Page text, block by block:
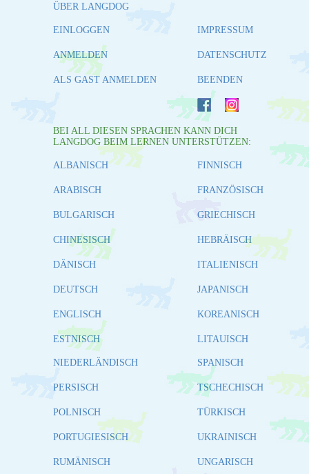
ÜBER LANGDOG
EINLOGGEN
ANMELDEN
ALS GAST ANMELDEN
IMPRESSUM
DATENSCHUTZ
BEENDEN
BEI ALL DIESEN SPRACHEN KANN DICH
LANGDOG BEIM LERNEN UNTERSTÜTZEN:
ALBANISCH
ARABISCH
BULGARISCH
CHINESISCH
DÄNISCH
DEUTSCH
ENGLISCH
ESTNISCH
FINNISCH
FRANZÖSISCH
GRIECHISCH
HEBRÄISCH
ITALIENISCH
JAPANISCH
KOREANISCH
LITAUISCH
NIEDERLÄNDISCH
PERSISCH
POLNISCH
PORTUGIESISCH
RUMÄNISCH
SPANISCH
TSCHECHISCH
TÜRKISCH
UKRAINISCH
UNGARISCH